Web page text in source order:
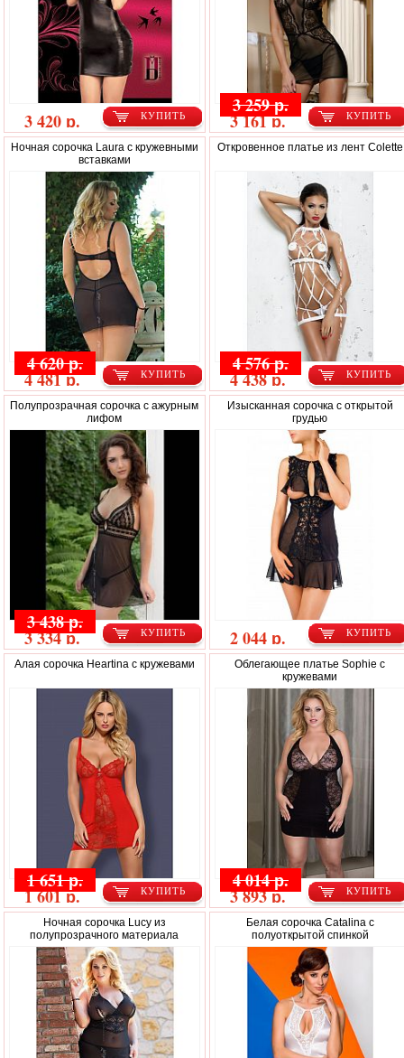
КУПИТЬ
3 420 р. КУПИТЬ
3 259 р.
3 161 р.
Ночная сорочка Laura с кружевными
вставками
КУПИТЬ
4 620 р.
4 481 р.
Откровенное платье из лент Colette
КУПИТЬ
4 576 р.
4 438 р.
Полупрозрачная сорочка с ажурным
лифом
КУПИТЬ
3 438 р.
3 334 р.
Изысканная сорочка с открытой
грудью
КУПИТЬ
2 044 р.
Алая сорочка Heartina с кружевами
КУПИТЬ
1 651 р.
1 601 р.
Облегающее платье Sophie с
кружевами
КУПИТЬ
4 014 р.
3 893 р.
Ночная сорочка Lucy из
полупрозрачного материала
Белая сорочка Catalina с
полуоткрытой спинкой